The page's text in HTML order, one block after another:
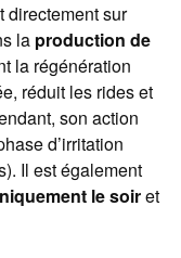
directement sur
la production de
la régénération
réduit les rides et
son action
d’irritation
Il est également
le soiret